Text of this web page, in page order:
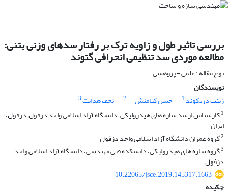
بررسی تاثیر طول و زاویه ترک بر رفتار سدهای وزنی بتنی:
مطالعه موردی سد تنظیمی انحرافی گتوند
نوع مقاله : علمی - پژوهشی
نویسندگان
زینب دریکوند 1 حسن کیامنش 2 نجف هدایت3
1کارشناس ارشد سازه های هیدرولیکی، دانشگاه آزاد اسلامی واحد دزفول،دزفول،
ایران
2گروه عمران دانشگاه آزاد اسلامی واحد دزفول
3گروه سازه های هیدرولیکی، دانشکده فنی مهندسی، دانشگاه آزاد اسلامی واحد
دزفول
10.22065/jsce.2019.145317.1663
چکیده